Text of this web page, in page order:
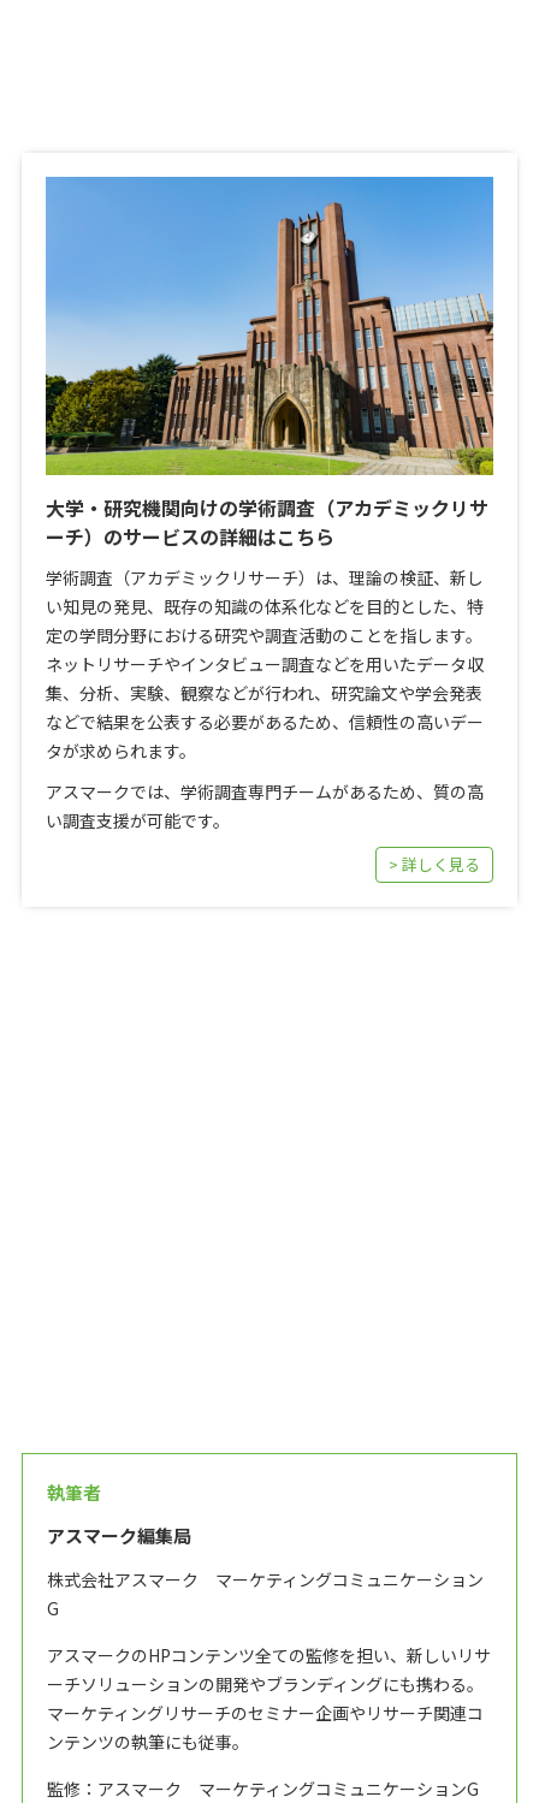
大学・研究機関向けの学術調査（アカデミックリサ
ーチ）のサービスの詳細はこちら
学術調査（アカデミックリサーチ）は、理論の検証、新し
い知見の発見、既存の知識の体系化などを目的とした、特
定の学問分野における研究や調査活動のことを指します。
ネットリサーチやインタビュー調査などを用いたデータ収
集、分析、実験、観察などが行われ、研究論文や学会発表
などで結果を公表する必要があるため、信頼性の高いデー
タが求められます。
アスマークでは、学術調査専門チームがあるため、質の高
い調査支援が可能です。
> 詳しく見る
執筆者
アスマーク編集局
株式会社アスマーク マーケティングコミュニケーション
G
アスマークのHPコンテンツ全ての監修を担い、新しいリサ
ーチソリューションの開発やブランディングにも携わる。
マーケティングリサーチのセミナー企画やリサーチ関連コ
ンテンツの執筆にも従事。
監修：アスマーク マーケティングコミュニケーションG